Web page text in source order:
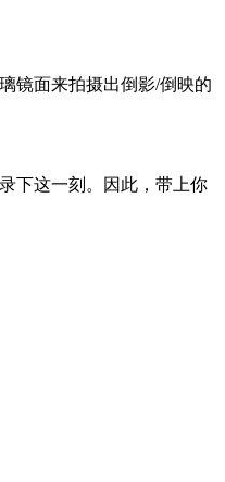
镜面来拍摄出倒影/倒映的
下这一刻。因此，带上你